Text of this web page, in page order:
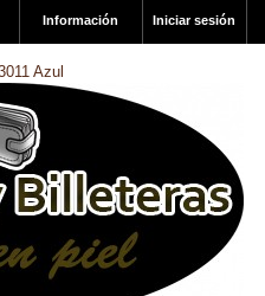
Iniciar sesión
Información
Azul